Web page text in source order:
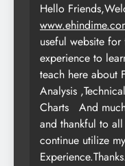
Hello
useful website for
experience to
teach here about
Analysis
Charts
And
and thankful to
continue utilize